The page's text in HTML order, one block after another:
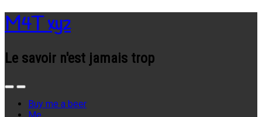
M4T xyz
Le savoir n'est jamais trop
Buy me a beer